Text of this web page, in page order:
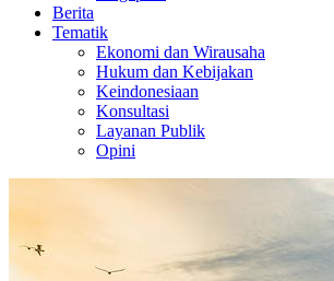
Berita
Tematik
Ekonomi dan Wirausaha
Hukum dan Kebijakan
Keindonesiaan
Konsultasi
Layanan Publik
Opini